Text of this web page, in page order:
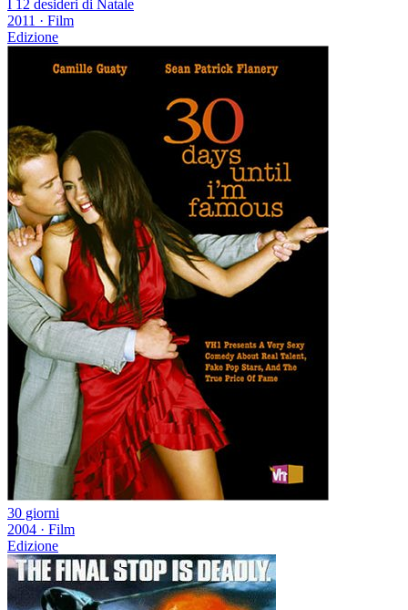
I 12 desideri di Natale
2011 · Film
Edizione
30 giorni
2004 · Film
Edizione